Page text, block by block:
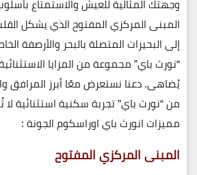
وجهتك المثالية للعيش والاستمتاع
المبنى المركزي المفتوح الذي يشكل
إلى البحيرات المتصلة بالبحر والأرصفة
“نورث باي” مجموعة من المزايا
يُضاهى. دعنا نستعرض معًا أبرز المرافق
من “نورث باي” تجربة سكنية استثنائية
مميزات انورث باي اوراسكوم الجونة :
المبنى المركزي المفتوح